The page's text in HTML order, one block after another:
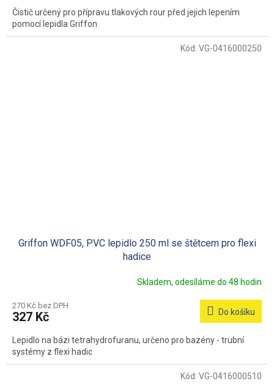
Čistič určený pro přípravu tlakových rour před jejich lepením
pomocí lepidla Griffon
Griffon WDF05, PVC lepidlo 250 ml se štětcem pro flexi
hadice
Skladem, odesíláme do 48 hodin
270 Kč bez DPH
327 Kč Do košíku
Lepidlo na bázi tetrahydrofuranu, určeno pro bazény - trubní
systémy z flexi hadic
Kód: VG-0416000250
Kód: VG-0416000510